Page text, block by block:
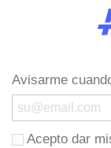
Avisarme
Acepto dar